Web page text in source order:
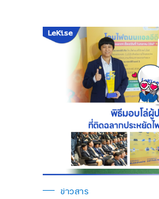
ข่าวสาร